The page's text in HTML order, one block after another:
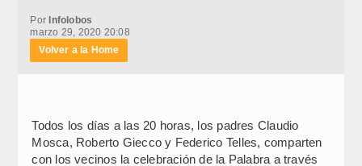
PorInfolobos
marzo 29, 2020 20:08
Volver a la Home
Todos los días a las 20 horas, los padres Claudio
Mosca, Roberto Giecco y Federico Telles, comparten
con los vecinos la celebración de la Palabra a través